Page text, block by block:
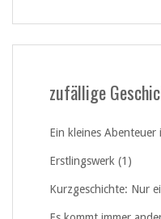
zufällige
Ein kleines Abenteuer
Erstlingswerk (1)
Kurzgeschichte: Nur